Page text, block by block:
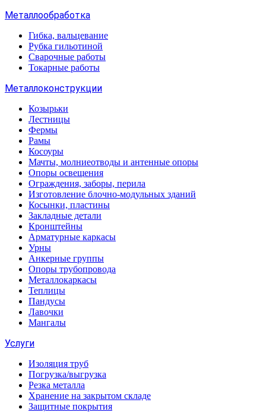
Металлообработка
Гибка, вальцевание
Рубка гильотиной
Сварочные работы
Токарные работы
Металлоконструкции
Козырьки
Лестницы
Фермы
Рамы
Косоуры
Мачты, молниеотводы и антенные опоры
Опоры освещения
Ограждения, заборы, перила
Изготовление блочно-модульных зданий
Косынки, пластины
Закладные детали
Кронштейны
Арматурные каркасы
Урны
Анкерные группы
Опоры трубопровода
Металлокаркасы
Теплицы
Пандусы
Лавочки
Мангалы
Услуги
Изоляция труб
Погрузка/выгрузка
Резка металла
Хранение на закрытом складе
Защитные покрытия